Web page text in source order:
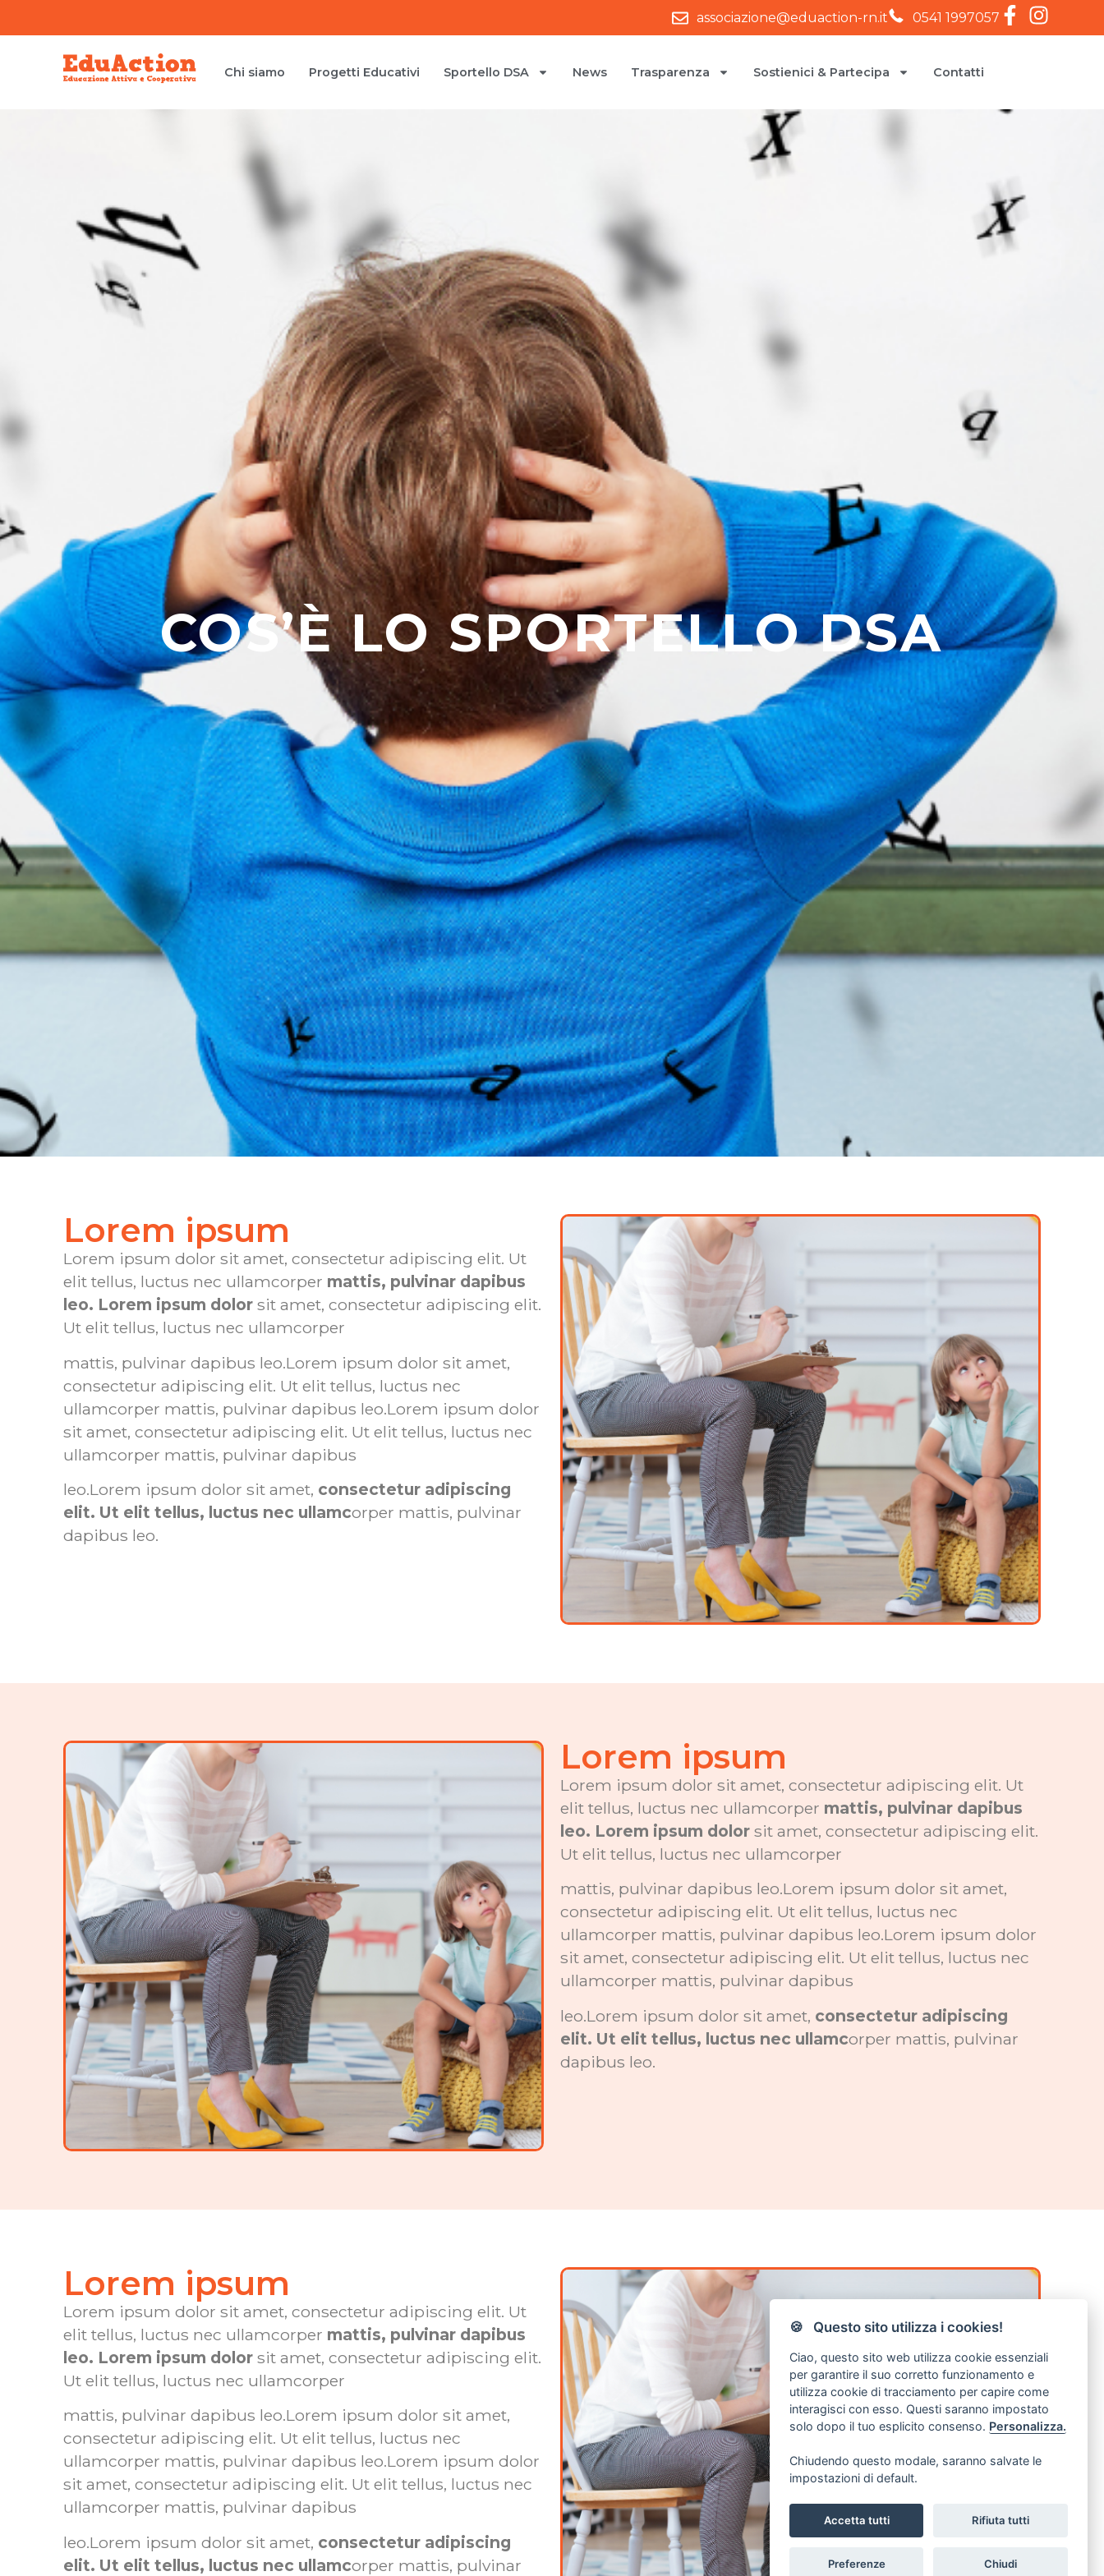
associazione@eduaction-rn.it 0541 1997057
Chi siamo Progetti Educativi Sportello DSA News Trasparenza Sostienici & Partecipa Contatti
COS’È LO SPORTELLO DSA
Lorem ipsum
Lorem ipsum dolor sit amet, consectetur adipiscing elit. Ut
elit tellus, luctus nec ullamcorper mattis, pulvinar dapibus
leo. Lorem ipsum dolor sit amet, consectetur adipiscing elit.
Ut elit tellus, luctus nec ullamcorper
mattis, pulvinar dapibus leo.Lorem ipsum dolor sit amet,
consectetur adipiscing elit. Ut elit tellus, luctus nec
ullamcorper mattis, pulvinar dapibus leo.Lorem ipsum dolor
sit amet, consectetur adipiscing elit. Ut elit tellus, luctus nec
ullamcorper mattis, pulvinar dapibus
leo.Lorem ipsum dolor sit amet, consectetur adipiscing
elit. Ut elit tellus, luctus nec ullamcorper mattis, pulvinar
dapibus leo.
Lorem ipsum
Lorem ipsum dolor sit amet, consectetur adipiscing elit. Ut
elit tellus, luctus nec ullamcorper mattis, pulvinar dapibus
leo. Lorem ipsum dolor sit amet, consectetur adipiscing elit.
Ut elit tellus, luctus nec ullamcorper
mattis, pulvinar dapibus leo.Lorem ipsum dolor sit amet,
consectetur adipiscing elit. Ut elit tellus, luctus nec
ullamcorper mattis, pulvinar dapibus leo.Lorem ipsum dolor
sit amet, consectetur adipiscing elit. Ut elit tellus, luctus nec
ullamcorper mattis, pulvinar dapibus
leo.Lorem ipsum dolor sit amet, consectetur adipiscing
elit. Ut elit tellus, luctus nec ullamcorper mattis, pulvinar
dapibus leo.
Lorem ipsum
Lorem ipsum dolor sit amet, consectetur adipiscing elit. Ut
elit tellus, luctus nec ullamcorper mattis, pulvinar dapibus
leo. Lorem ipsum dolor sit amet, consectetur adipiscing elit.
Ut elit tellus, luctus nec ullamcorper
mattis, pulvinar dapibus leo.Lorem ipsum dolor sit amet,
consectetur adipiscing elit. Ut elit tellus, luctus nec
ullamcorper mattis, pulvinar dapibus leo.Lorem ipsum dolor
sit amet, consectetur adipiscing elit. Ut elit tellus, luctus nec
ullamcorper mattis, pulvinar dapibus
leo.Lorem ipsum dolor sit amet, consectetur adipiscing
elit. Ut elit tellus, luctus nec ullamcorper mattis, pulvinar
🍪 Questo sito utilizza i cookies!
Ciao, questo sito web utilizza cookie essenziali
per garantire il suo corretto funzionamento e
utilizza cookie di tracciamento per capire come
interagisci con esso. Questi saranno impostato
solo dopo il tuo esplicito consenso. Personalizza.
Chiudendo questo modale, saranno salvate le
impostazioni di default.
Accetta tutti Rifiuta tutti
Preferenze Chiudi